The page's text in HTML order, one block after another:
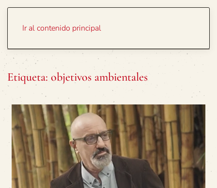
Ir al contenido principal
Etiqueta: objetivos ambientales